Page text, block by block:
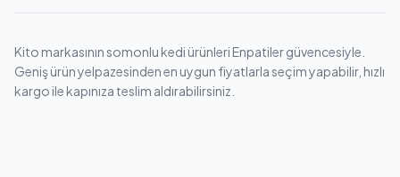
Kito markasının somonlu kedi ürünleri Enpatiler güvencesiyle.
Geniş ürün yelpazesinden en uygun fiyatlarla seçim yapabilir, hızlı
kargo ile kapınıza teslim aldırabilirsiniz.